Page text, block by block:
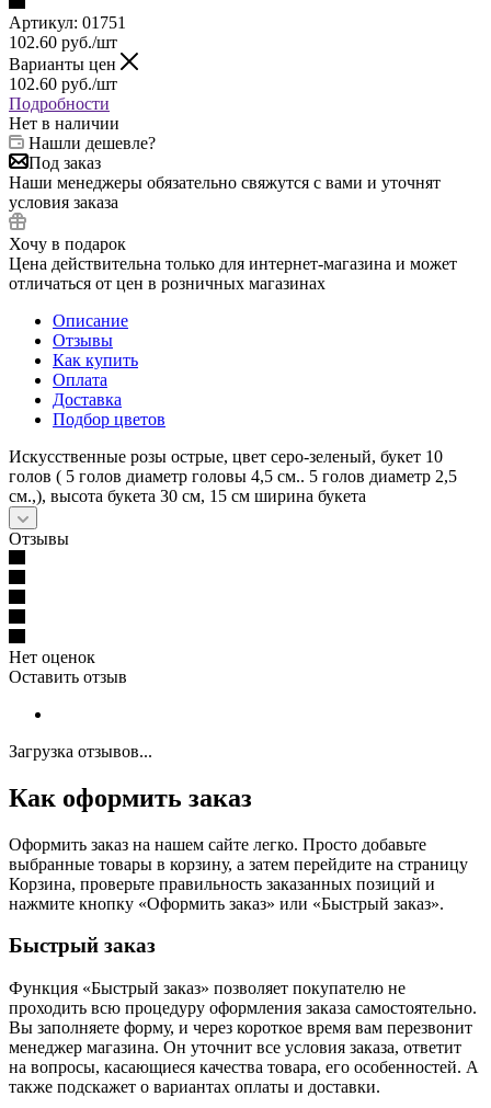
Артикул: 01751
102.60 руб./шт
Варианты цен
102.60 руб./шт
Подробности
Нет в наличии
Нашли дешевле?
Под заказ
Наши менеджеры обязательно свяжутся с вами и уточнят
условия заказа
Хочу в подарок
Цена действительна только для интернет-магазина и может
отличаться от цен в розничных магазинах
Описание
Отзывы
Как купить
Оплата
Доставка
Подбор цветов
Искусственные розы острые, цвет серо-зеленый, букет 10
голов ( 5 голов диаметр головы 4,5 см.. 5 голов диаметр 2,5
см.,), высота букета 30 см, 15 см ширина букета
Отзывы
Нет оценок
Оставить отзыв
Загрузка отзывов...
Как оформить заказ
Оформить заказ на нашем сайте легко. Просто добавьте
выбранные товары в корзину, а затем перейдите на страницу
Корзина, проверьте правильность заказанных позиций и
нажмите кнопку «Оформить заказ» или «Быстрый заказ».
Быстрый заказ
Функция «Быстрый заказ» позволяет покупателю не
проходить всю процедуру оформления заказа самостоятельно.
Вы заполняете форму, и через короткое время вам перезвонит
менеджер магазина. Он уточнит все условия заказа, ответит
на вопросы, касающиеся качества товара, его особенностей. А
также подскажет о вариантах оплаты и доставки.